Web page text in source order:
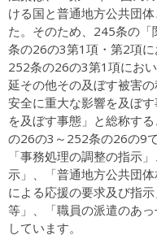
ける国と普通地方公共団
た。そのため、245条の
条の26の3第1項・第2項に
252条の26の3第1項にお
延その他その及ぼす被害
安全に重大な影響を及ぼ
を及ぼす事態」と総称す
の26の3～252条の26の9
「事務処理の調整の指示
示」、「普通地方公共団
による応援の要求及び指
等」、「職員の派遣のあ
しています。